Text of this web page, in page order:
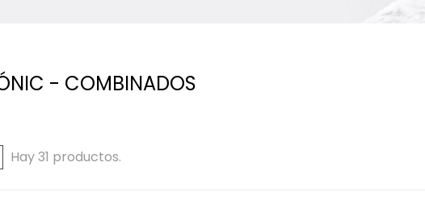
- COMBINADOS
Hay 31 productos.